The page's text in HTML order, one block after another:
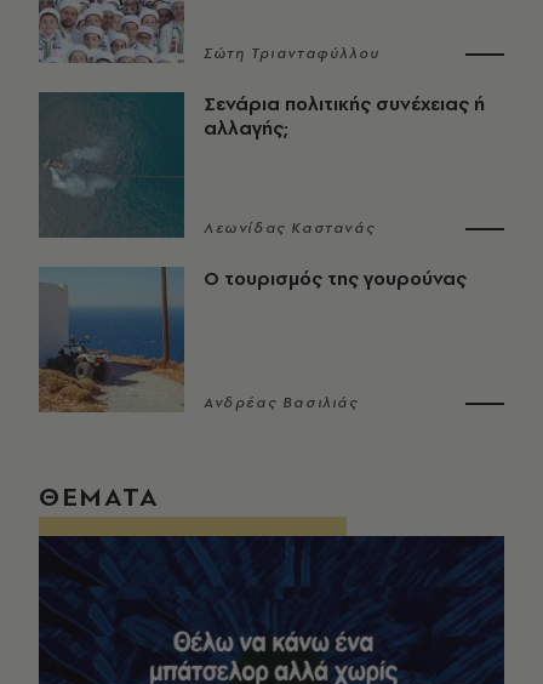
Σώτη Τριανταφύλλου
Σενάρια πολιτικής συνέχειας ή
αλλαγής;
Λεωνίδας Καστανάς
Ο τουρισμός της γουρούνας
Ανδρέας Βασιλιάς
ΘΕΜΑΤΑ